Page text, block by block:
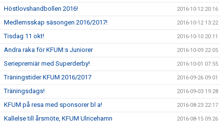
Höstlovshandbollen 2016! 2016-10-12 20:16
Medlemsskap säsongen 2016/2017! 2016-10-12 13:22
Tisdag 11 okt! 2016-10-10 20:11
Andra raka för KFUM:s Juniorer 2016-10-09 22:05
Seriepremiär med Superderby! 2016-10-01 07:55
Träningstider KFUM 2016/2017 2016-09-26 09:01
Träningsdags! 2016-09-03 19:28
KFUM på resa med sponsorer bl a! 2016-08-23 22:17
Kallelse till årsmöte, KFUM Ulricehamn 2016-08-15 09:26